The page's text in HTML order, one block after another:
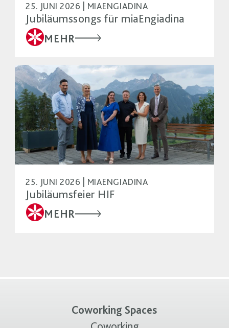
25. JUNI 2026 | MIAENGIADINA
Jubiläumssongs für miaEngiadina
MEHR
25. JUNI 2026 | MIAENGIADINA
Jubiläumsfeier HIF
MEHR
Coworking Spaces